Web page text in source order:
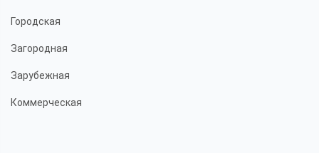
Городская
Загородная
Зарубежная
Коммерческая